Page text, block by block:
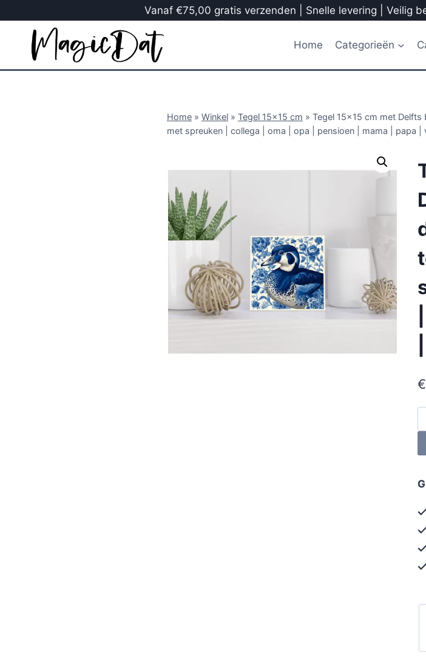
Vanaf €75,00 gratis verzenden | Snelle levering | Veilig
Home Categorieën
Home » Winkel » Tegel 15x15 cm » Tegel 15×15 cm met
met spreuken | collega | oma | opa | pensioen | mama | papa |
€